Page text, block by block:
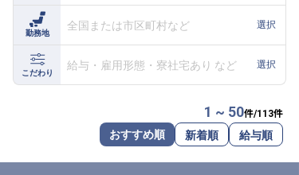
よくある質問
ホテル・宿泊業界情報コラム
転職サポートに申し込む
勤務地
全国または市区町村など 選択
こだわり
給与・雇用形態・寮社宅あり など 選択
1 ~ 50件/113件
おすすめ順 新着順 給与順